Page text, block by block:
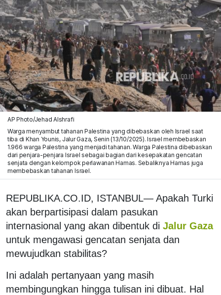
AP Photo/Jehad Alshrafi
Warga menyambut tahanan Palestina yang dibebaskan oleh Israel saat
tiba di Khan Younis, Jalur Gaza, Senin (13/10/2025). Israel membebaskan
1.966 warga Palestina yang menjadi tahanan. Warga Palestina dibebaskan
dari penjara-penjara Israel sebagai bagian dari kesepakatan gencatan
senjata dengan kelompok perlawanan Hamas. Sebaliknya Hamas juga
membebaskan tahanan Israel.
REPUBLIKA.CO.ID, ISTANBUL— Apakah Turki
akan berpartisipasi dalam pasukan
internasional yang akan dibentuk di Jalur Gaza
untuk mengawasi gencatan senjata dan
mewujudkan stabilitas?
Ini adalah pertanyaan yang masih
membingungkan hingga tulisan ini dibuat. Hal